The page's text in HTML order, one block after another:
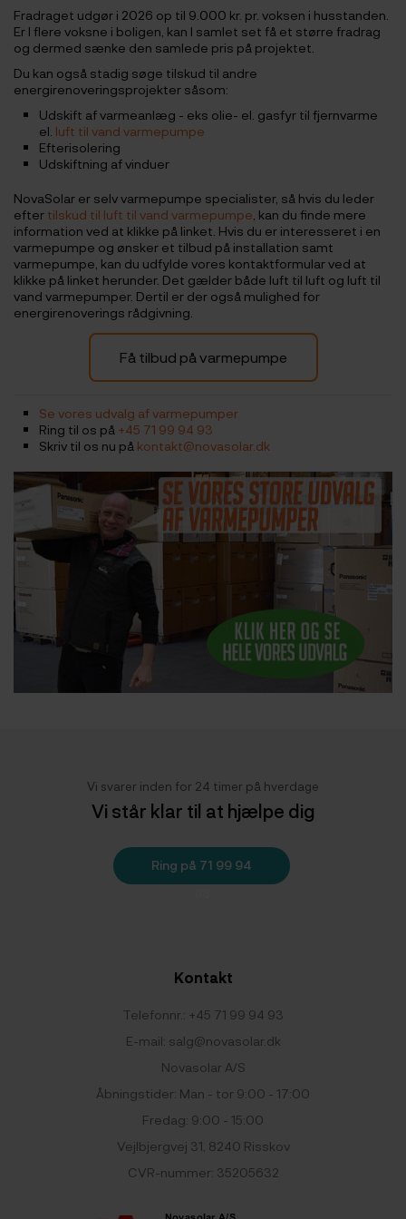
Fradraget udgør i 2026 op til 9.000 kr. pr. voksen i husstanden.
Er I flere voksne i boligen, kan I samlet set få et større fradrag
og dermed sænke den samlede pris på projektet.
Du kan også stadig søge tilskud til andre
energirenoveringsprojekter såsom:
Udskift af varmeanlæg - eks olie- el. gasfyr til fjernvarme
el. luft til vand varmepumpe
Efterisolering
Udskiftning af vinduer
NovaSolar er selv varmepumpe specialister, så hvis du leder
efter tilskud til luft til vand varmepumpe , kan du finde mere
information ved at klikke på linket. Hvis du er interesseret i en
varmepumpe og ønsker et tilbud på installation samt
varmepumpe, kan du udfylde vores kontaktformular ved at
klikke på linket herunder. Det gælder både luft til luft og luft til
vand varmepumper. Dertil er der også mulighed for
energirenoverings rådgivning.
Få tilbud på varmepumpe
Se vores udvalg af varmepumper
Ring til os på +45 71 99 94 93
Skriv til os nu på kontakt@novasolar.dk
Vi svarer inden for 24 timer på hverdage
Vi står klar til at hjælpe dig
Ring på 71 99 94
Kontakt
Telefonnr.: +45 71 99 94 93
E-mail: salg@novasolar.dk
Novasolar A/S
Åbningstider: Man - tor 9:00 - 17:00
Fredag: 9:00 - 15:00
Vejlbjergvej 31, 8240 Risskov
CVR-nummer: 35205632